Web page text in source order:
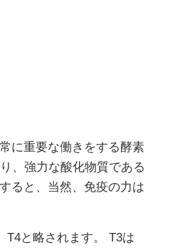
に重要な働きをする酵素
、強力な酸化物質である
ると、当然、免疫の力は
T4と略されます。 T3は